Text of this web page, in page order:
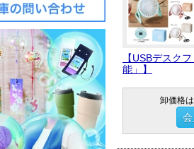
【USBデスク
能」】
卸価格